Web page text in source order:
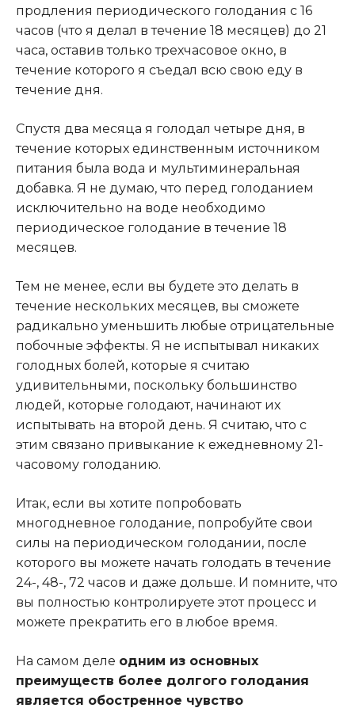
продления периодического голодания с 16
часов (что я делал в течение 18 месяцев) до 21
часа, оставив только трехчасовое окно, в
течение которого я съедал всю свою еду в
течение дня.
Спустя два месяца я голодал четыре дня, в
течение которых единственным источником
питания была вода и мультиминеральная
добавка. Я не думаю, что перед голоданием
исключительно на воде необходимо
периодическое голодание в течение 18
месяцев.
Тем не менее, если вы будете это делать в
течение нескольких месяцев, вы сможете
радикально уменьшить любые отрицательные
побочные эффекты. Я не испытывал никаких
голодных болей, которые я считаю
удивительными, поскольку большинство
людей, которые голодают, начинают их
испытывать на второй день. Я считаю, что с
этим связано привыкание к ежедневному 21-
часовому голоданию.
Итак, если вы хотите попробовать
многодневное голодание, попробуйте свои
силы на периодическом голодании, после
которого вы можете начать голодать в течение
24-, 48-, 72 часов и даже дольше. И помните, что
вы полностью контролируете этот процесс и
можете прекратить его в любое время.
На самом деле одним из основных
преимуществ более долгого голодания
является обостренное чувство